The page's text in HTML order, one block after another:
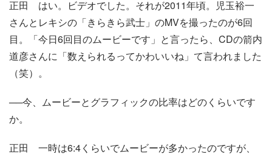
正田 はい。ビデオでした。それが2011年頃。児玉裕一
さんとレキシの「きらきら武士」のMVを撮ったのが6回
目。「今日6回目のムービーです」と言ったら、CDの箭内
道彦さんに「数えられるってかわいいね」て言われました
（笑）。
──今、ムービーとグラフィックの比率はどのくらいです
か。
正田 一時は6:4くらいでムービーが多かったのですが、